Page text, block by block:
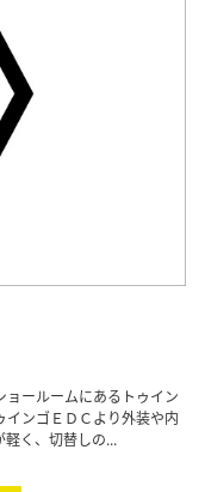
ョールームにあるトゥイン
インゴＥＤＣより外装や内
軽く、切替しの...